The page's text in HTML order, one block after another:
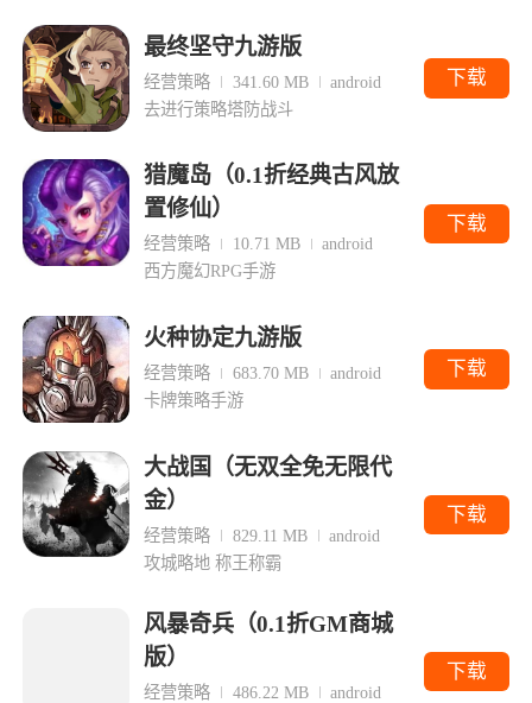
最终坚守九游版
经营策略 341.60 MB
android
去进行策略塔防战斗
下载
猎魔岛（0.1折经典古风放
置修仙）
经营策略 10.71 MB
android
西方魔幻RPG手游
下载
火种协定九游版
经营策略 683.70 MB
android
卡牌策略手游
下载
大战国（无双全免无限代
金）
经营策略 829.11 MB
android
攻城略地 称王称霸
下载
风暴奇兵（0.1折GM商城
版）
经营策略 486.22 MB
android
下载